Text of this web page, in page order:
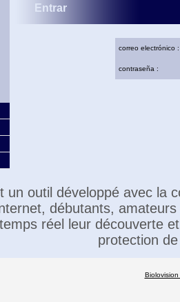
Entrar
correo electrónico :
contraseña :
un outil développé avec la
débutants,
réel leur découverte
protection
Biolovision